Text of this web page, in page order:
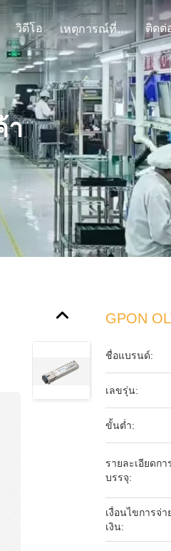
วิดีโอ เหตุการณ์ที่เกิดขึ้น ติดต่
า
GPON
ชื่อแบรนด์:
เลขรุ่น:
ขั้นต่ำ:
รายละเอียดกา
บรรจุ:
เงื่อนไขการจ่า
เงิน: